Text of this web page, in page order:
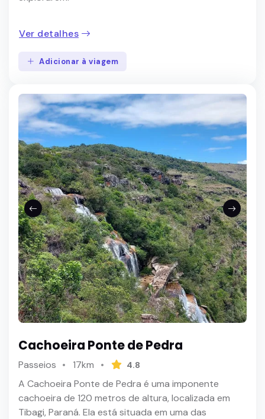
Ver detalhes
Adicionar à viagem
Cachoeira Ponte de Pedra
Passeios 17km 4.8
A Cachoeira Ponte de Pedra é uma imponente
cachoeira de 120 metros de altura, localizada em
Tibagi, Paraná. Ela está situada em uma das